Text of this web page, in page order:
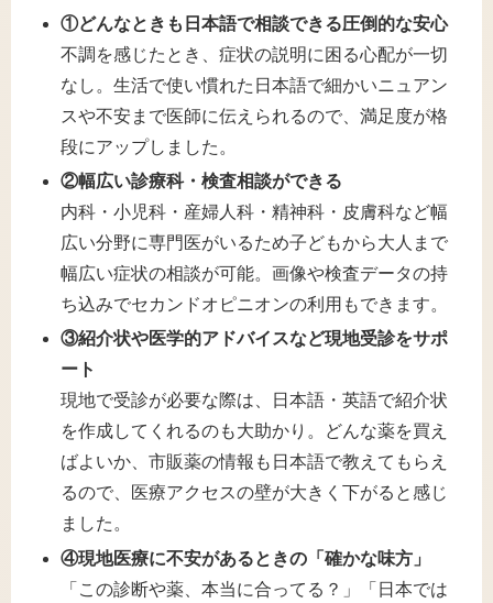
①どんなときも日本語で相談できる圧倒的な安心
不調を感じたとき、症状の説明に困る心配が一切
なし。生活で使い慣れた日本語で細かいニュアン
スや不安まで医師に伝えられるので、満足度が格
段にアップしました。
②幅広い診療科・検査相談ができる
内科・小児科・産婦人科・精神科・皮膚科など幅
広い分野に専門医がいるため子どもから大人まで
幅広い症状の相談が可能。画像や検査データの持
ち込みでセカンドオピニオンの利用もできます。
③紹介状や医学的アドバイスなど現地受診をサポ
ート
現地で受診が必要な際は、日本語・英語で紹介状
を作成してくれるのも大助かり。どんな薬を買え
ばよいか、市販薬の情報も日本語で教えてもらえ
るので、医療アクセスの壁が大きく下がると感じ
ました。
④現地医療に不安があるときの「確かな味方」
「この診断や薬、本当に合ってる？」「日本では